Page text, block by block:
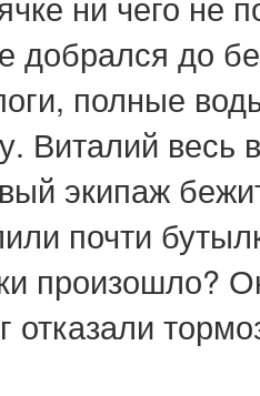
добрался до
полные
Виталий весь
экипаж
почти
произошло?
отказали